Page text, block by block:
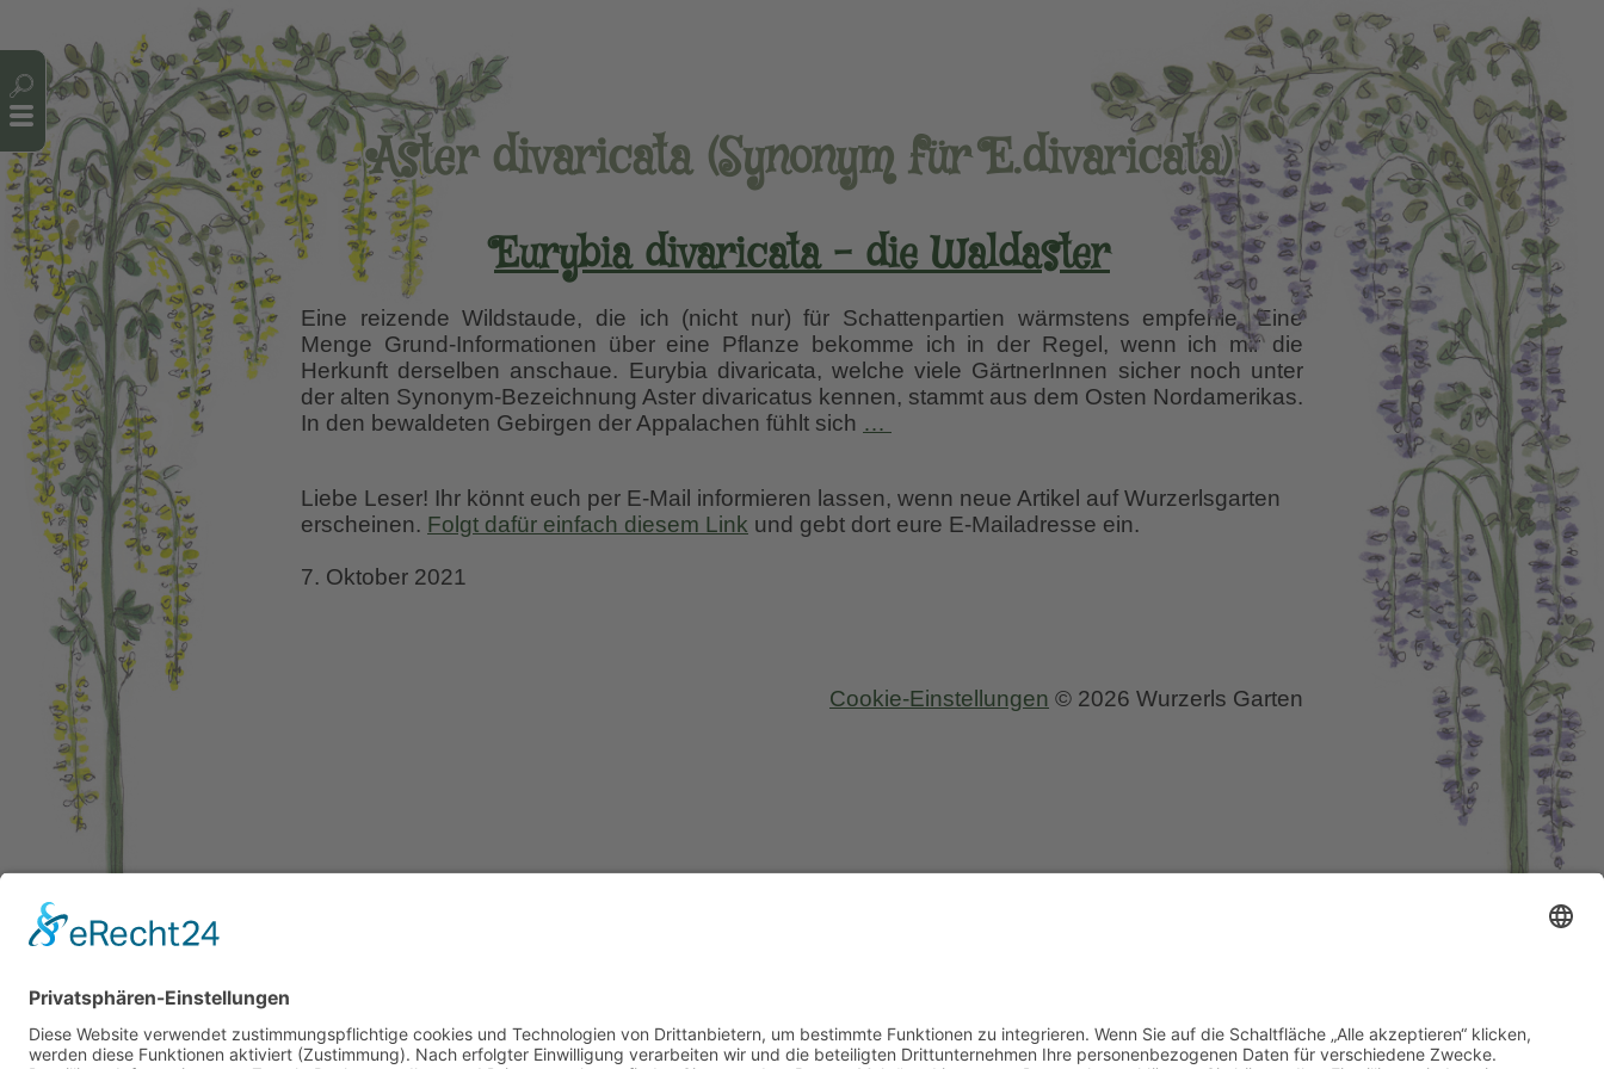
Aster divaricata (Synonym für E.divaricata)
Eurybia divaricata – die Waldaster
Eine reizende Wildstaude, die ich (nicht nur) für Schattenpartien wärmstens empfehle. Eine
Menge Grund-Informationen über eine Pflanze bekomme ich in der Regel, wenn ich mir die
Herkunft derselben anschaue. Eurybia divaricata, welche viele GärtnerInnen sicher noch unter
der alten Synonym-Bezeichnung Aster divaricatus kennen, stammt aus dem Osten Nordamerikas.
In den bewaldeten Gebirgen der Appalachen fühlt sich …
die
Waldaster
Liebe Leser! Ihr könnt euch per E-Mail informieren lassen, wenn neue Artikel auf Wurzerlsgarten
erscheinen. Folgt dafür einfach diesem Link und gebt dort eure E-Mailadresse ein.
7. Oktober 2021
Cookie-Einstellungen © 2026 Wurzerls Garten
Cookie-Einstellungen